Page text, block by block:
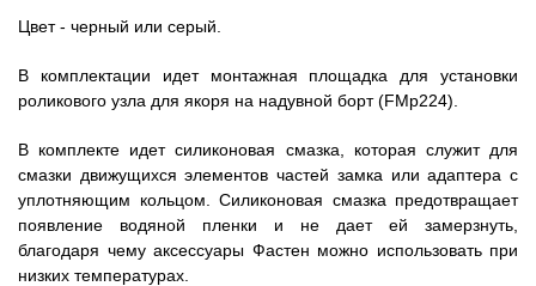
Цвет - черный или серый.
В комплектации идет монтажная площадка для установки
роликового узла для якоря на надувной борт (FMp224).
В комплекте идет силиконовая смазка, которая служит для
смазки движущихся элементов частей замка или адаптера с
уплотняющим кольцом. Силиконовая смазка предотвращает
появление водяной пленки и не дает ей замерзнуть,
благодаря чему аксессуары Фастен можно использовать при
низких температурах.